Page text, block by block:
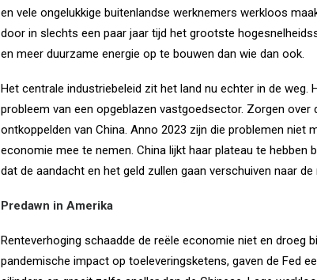
en vele ongelukkige buitenlandse werknemers werkloos
door in slechts een paar jaar tijd het grootste
en meer duurzame energie op te bouwen dan wie dan ook.
Het centrale industriebeleid zit het land nu echter in de weg.
probleem van een opgeblazen vastgoedsector. Zorgen
ontkoppelden van China. Anno 2023 zijn die problemen
economie mee te nemen. China lijkt haar plateau te hebben
dat de aandacht en het geld zullen gaan verschuiven naar de
Predawn in Amerika
Renteverhoging schaadde de reële economie niet en droeg
pandemische impact op toeleveringsketens, gaven de Fed